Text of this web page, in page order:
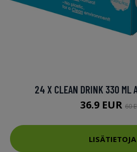
24 X CLEAN DRINK 330 ML
36.9 EUR 60
LISÄTIETOJA